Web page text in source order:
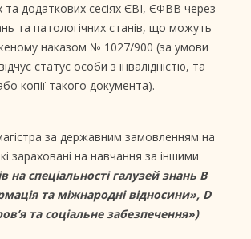
та додаткових сесіях ЄВІ, ЄФВВ через
та патологічних станів, що можуть
наказом № 1027/900 (за умови
статус особи з інвалідністю, та
копії такого документа).
за державним замовленням на
зараховані на навчання за іншими
на спеціальності галузей знань B
та міжнародні відносини», D
та соціальне забезпечення»).